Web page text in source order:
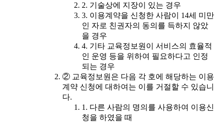
2. 기술상에 지장이 있는 경우
3. 이용계약을 신청한 사람이 14세 미만
인 자로 친권자의 동의를 득하지 않았
을 경우
4. 기타 교육정보원이 서비스의 효율적
인 운영 등을 위하여 필요하다고 인정
되는 경우
② 교육정보원은 다음 각 호에 해당하는 이용
계약 신청에 대하여는 이를 거절할 수 있습니
다.
1. 다른 사람의 명의를 사용하여 이용신
청을 하였을 때